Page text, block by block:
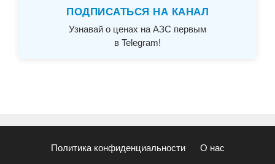
ПОДПИСАТЬСЯ НА КАНАЛ
Узнавай о ценах на АЗС первым
в Telegram!
Политика конфиденциальности О нас